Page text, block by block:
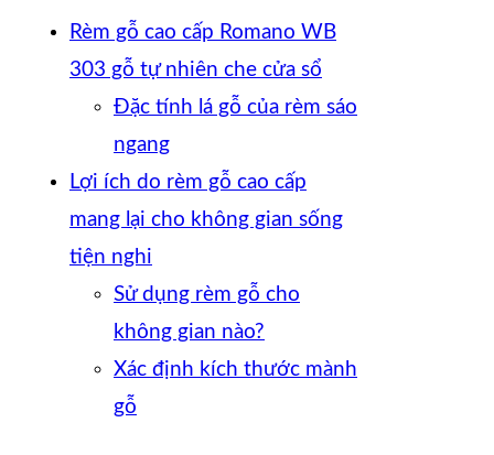
Rèm gỗ cao cấp Romano WB
303 gỗ tự nhiên che cửa sổ
Đặc tính lá gỗ của rèm sáo
ngang
Lợi ích do rèm gỗ cao cấp
mang lại cho không gian sống
tiện nghi
Sử dụng rèm gỗ cho
không gian nào?
Xác định kích thước mành
gỗ